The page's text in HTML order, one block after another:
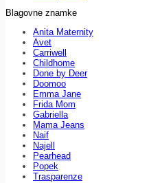
Blagovne znamke
Anita Maternity
Avet
Carriwell
Childhome
Done by Deer
Doomoo
Emma Jane
Frida Mom
Gabriella
Mama Jeans
Naif
Najell
Pearhead
Popek
Trasparenze